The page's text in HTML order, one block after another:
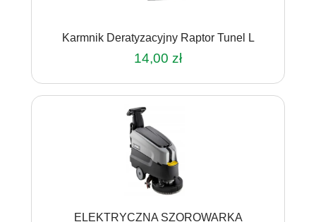
Karmnik Deratyzacyjny Raptor Tunel L
14,00 zł
ELEKTRYCZNA SZOROWARKA